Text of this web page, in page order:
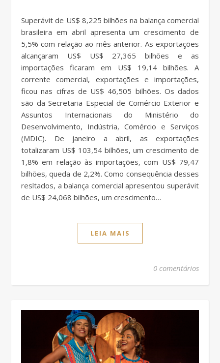
Superávit de US$ 8,225 bilhões na balança comercial
brasileira em abril apresenta um crescimento de
5,5% com relação ao mês anterior. As exportações
alcançaram US$ US$ 27,365 bilhões e as
importações ficaram em US$ 19,14 bilhões. A
corrente comercial, exportações e importações,
ficou nas cifras de US$ 46,505 bilhões. Os dados
são da Secretaria Especial de Comércio Exterior e
Assuntos Internacionais do Ministério do
Desenvolvimento, Indústria, Comércio e Serviços
(MDIC). De janeiro a abril, as exportações
totalizaram US$ 103,54 bilhões, um crescimento de
1,8% em relação às importações, com US$ 79,47
bilhões, queda de 2,2%. Como consequência desses
resltados, a balança comercial apresentou superávit
de US$ 24,068 bilhões, um crescimento…
LEIA MAIS
0 comentários